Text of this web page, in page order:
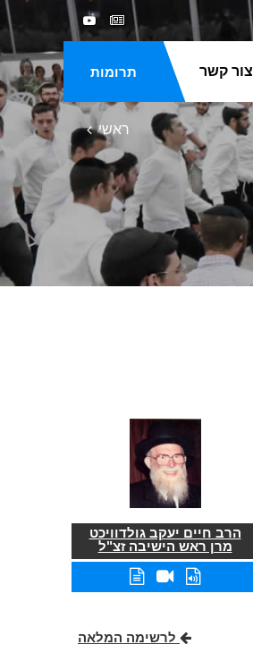
תרומות צור קשר
ראשי
הרב חיים יעקב גולדוויכט
מרן ראש הישיבה זצ"ל
לרשימה המלאה